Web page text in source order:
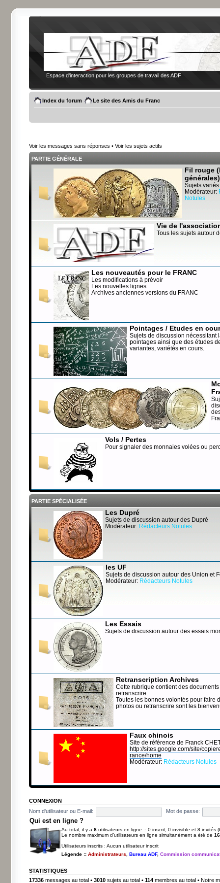
Espace d'interaction pour les groupes de travail des ADF
Index du forum Le site des Amis du Franc
Voir les messages sans réponses • Voir les sujets actifs
PARTIE GÉNÉRALE
Fil rouge
générales)
Sujets variés
Modérateur:
Notules
Vie de
Tous les sujets autour
Les nouveautés pour le FRANC
Les modifications à prévoir
Les nouvelles lignes
Archives anciennes versions du FRANC
Pointages / Etudes en
Sujets de discussion nécessitant
pointages ainsi que des études
variantes, variétés en cours.
Vols / Pertes
Pour signaler des monnaies volées ou
PARTIE SPÉCIALISÉE
Les Dupré
Sujets de discussion autour des Dupré
Modérateur: Rédacteurs Notules
les UF
Sujets de discussion autour des Union et
Modérateur: Rédacteurs Notules
Les Essais
Sujets de discussion autour des essais
Retranscription Archives
Cette rubrique contient des
retranscrire.
Toutes les bonnes volontés pour faire
photos ou retranscrire sont les
Faux chinois
Site de référence de Franck
http://sites.google.com/site/
rance/home
Modérateur: Rédacteurs Notules
CONNEXION
Nom d'utilisateur ou E-mail:
Mot de passe:
Qui est en ligne ?
Au total, il y a 8 utilisateurs en ligne :: 0 inscrit, 0 invisible et 8 invités
Le nombre maximum d’utilisateurs en ligne simultanément a été de
Utilisateurs inscrits : Aucun utilisateur inscrit
Légende :: Administrateurs Bureau ADF, Commission
STATISTIQUES
17336 messages au total • 3010 sujets au total • 114 membres au total • Notre